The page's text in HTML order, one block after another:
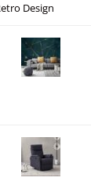
Design